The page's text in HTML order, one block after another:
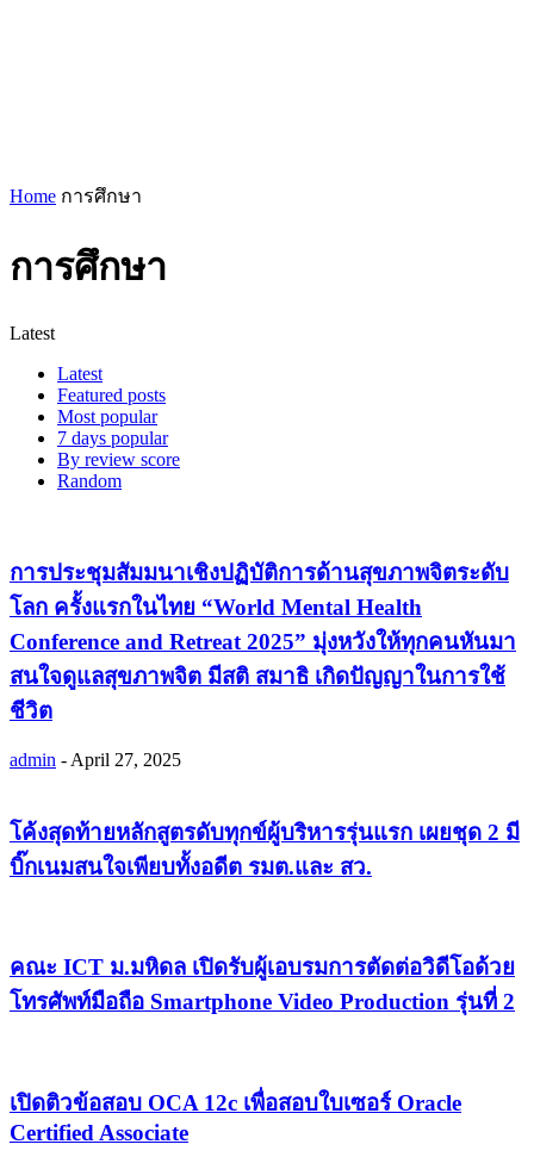
Home การศึกษา
การศึกษา
Latest
Latest
Featured posts
Most popular
7 days popular
By review score
Random
การประชุมสัมมนาเชิงปฏิบัติการด้านสุขภาพจิตระดับ
โลก ครั้งแรกในไทย “World Mental Health
Conference and Retreat 2025” มุ่งหวังให้ทุกคนหันมา
สนใจดูแลสุขภาพจิต มีสติ สมาธิ เกิดปัญญาในการใช้
ชีวิต
admin - April 27, 2025
โค้งสุดท้ายหลักสูตรดับทุกข์ผู้บริหารรุ่นแรก เผยชุด 2 มี
บิ๊กเนมสนใจเพียบทั้งอดีต รมต.และ สว.
คณะ ICT ม.มหิดล เปิดรับผู้เอบรมการตัดต่อวิดีโอด้วย
โทรศัพท์มือถือ Smartphone Video Production รุ่นที่ 2
เปิดติวข้อสอบ OCA 12c เพื่อสอบใบเซอร์ Oracle
Certified Associate